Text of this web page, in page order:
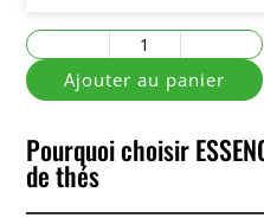
quantité
Noël
Ajouter au panier
Pourquoi choisir
de thés